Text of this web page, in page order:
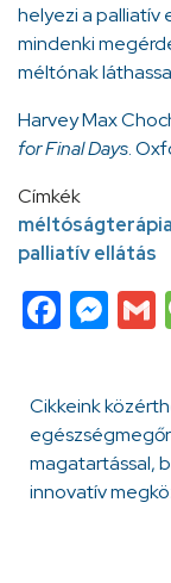
helyezi a palliatív
mindenki
méltónak
Harvey Max
for Final Days.
Címkék
méltóságterápia
palliatív ellátás
Cikkeink
magatartással,
innovatív